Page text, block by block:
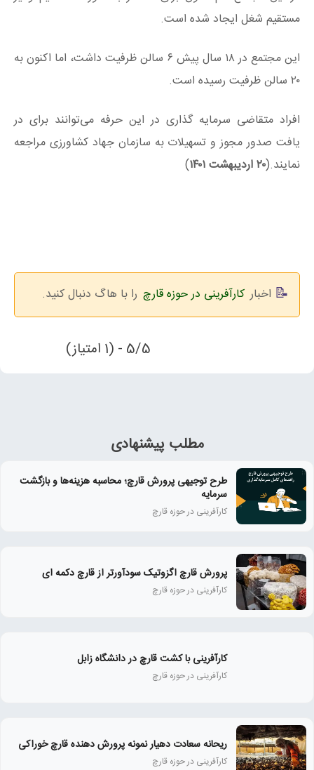
مستقیم شغل ایجاد شده است.
این مجتمع در ۱۸ سال پیش ۶ سالن ظرفیت داشت، اما اکنون به
۲۰ سالن ظرفیت رسیده است.
افراد متقاضی سرمایه گذاری در این حرفه می‌توانند برای در
یافت صدور مجوز و تسهیلات به سازمان جهاد کشاورزی مراجعه
نمایند.(۲۰ اردیبهشت ۱۴۰۱ )
اخبار کارآفرینی در حوزه قارچ را با هاگ دنبال کنید.
5/5 - (1 امتیاز)
مطلب پیشنهادی
طرح توجیهی پرورش قارچ؛ محاسبه هزینه‌ها و بازگشت
سرمایه
کارآفرینی در حوزه قارچ
پرورش قارچ اگزوتیک سودآورتر از قارچ دکمه ای
کارآفرینی در حوزه قارچ
کارآفرینی با کشت قارچ در دانشگاه زابل
کارآفرینی در حوزه قارچ
ریحانه سعادت دهیار نمونه پرورش دهنده قارچ خوراکی
کارآفرینی در حوزه قارچ